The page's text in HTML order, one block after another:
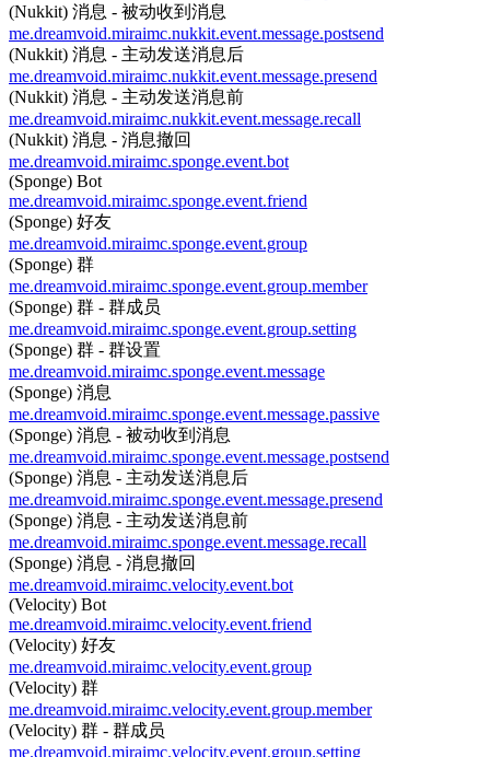
(Nukkit) 消息 - 被动收到消息
me.dreamvoid.miraimc.nukkit.event.message.postsend
(Nukkit) 消息 - 主动发送消息后
me.dreamvoid.miraimc.nukkit.event.message.presend
(Nukkit) 消息 - 主动发送消息前
me.dreamvoid.miraimc.nukkit.event.message.recall
(Nukkit) 消息 - 消息撤回
me.dreamvoid.miraimc.sponge.event.bot
(Sponge) Bot
me.dreamvoid.miraimc.sponge.event.friend
(Sponge) 好友
me.dreamvoid.miraimc.sponge.event.group
(Sponge) 群
me.dreamvoid.miraimc.sponge.event.group.member
(Sponge) 群 - 群成员
me.dreamvoid.miraimc.sponge.event.group.setting
(Sponge) 群 - 群设置
me.dreamvoid.miraimc.sponge.event.message
(Sponge) 消息
me.dreamvoid.miraimc.sponge.event.message.passive
(Sponge) 消息 - 被动收到消息
me.dreamvoid.miraimc.sponge.event.message.postsend
(Sponge) 消息 - 主动发送消息后
me.dreamvoid.miraimc.sponge.event.message.presend
(Sponge) 消息 - 主动发送消息前
me.dreamvoid.miraimc.sponge.event.message.recall
(Sponge) 消息 - 消息撤回
me.dreamvoid.miraimc.velocity.event.bot
(Velocity) Bot
me.dreamvoid.miraimc.velocity.event.friend
(Velocity) 好友
me.dreamvoid.miraimc.velocity.event.group
(Velocity) 群
me.dreamvoid.miraimc.velocity.event.group.member
(Velocity) 群 - 群成员
me.dreamvoid.miraimc.velocity.event.group.setting